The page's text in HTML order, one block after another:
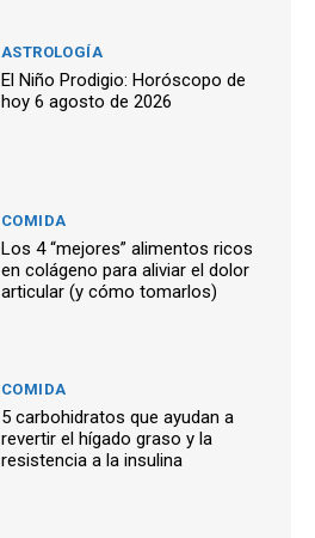
ASTROLOGÍA
El Niño Prodigio: Horóscopo de
hoy 6 agosto de 2026
COMIDA
Los 4 “mejores” alimentos ricos
en colágeno para aliviar el dolor
articular (y cómo tomarlos)
COMIDA
5 carbohidratos que ayudan a
revertir el hígado graso y la
resistencia a la insulina